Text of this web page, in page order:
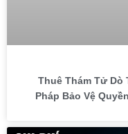
Thuê Thám Tử Dò
Pháp Bảo Vệ